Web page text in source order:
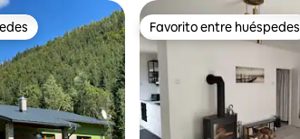
Favorito entre huéspedes
Favorito entre huéspedes